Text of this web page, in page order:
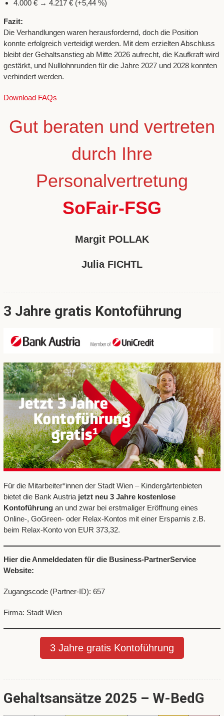
4.000 € → 4.217 € (+5,44 %)
Fazit:
Die Verhandlungen waren herausfordernd, doch die Position
konnte erfolgreich verteidigt werden. Mit dem erzielten Abschluss
bleibt der Gehaltsanstieg ab Mitte 2026 aufrecht, die Kaufkraft wird
gestärkt, und Nulllohnrunden für die Jahre 2027 und 2028 konnten
verhindert werden.
Download FAQs
Gut beraten und vertreten
durch Ihre
Personalvertretung
SoFair-FSG
Margit POLLAK
Julia FICHTL
3 Jahre gratis Kontoführung
Für die Mitarbeiter*innen der Stadt Wien – Kindergärtenbieten
bietet die Bank Austria jetzt neu 3 Jahre kostenlose
Kontoführungan und zwar bei erstmaliger Eröffnung eines
Online-, GoGreen- oder Relax-Kontos mit einer Ersparnis z.B.
beim Relax-Konto von EUR 373,32.
Hier die Anmeldedaten für die Business-PartnerService
Website:
Zugangscode (Partner-ID): 657
Firma: Stadt Wien
3 Jahre gratis Kontoführung
Gehaltsansätze 2025 – W-BedG